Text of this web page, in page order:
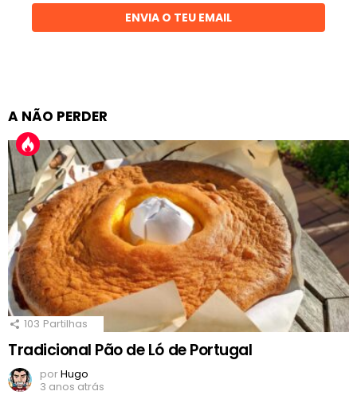
ENVIA O TEU EMAIL
A NÃO PERDER
103 Partilhas
Tradicional Pão de Ló de Portugal
porHugo
3 anos atrás